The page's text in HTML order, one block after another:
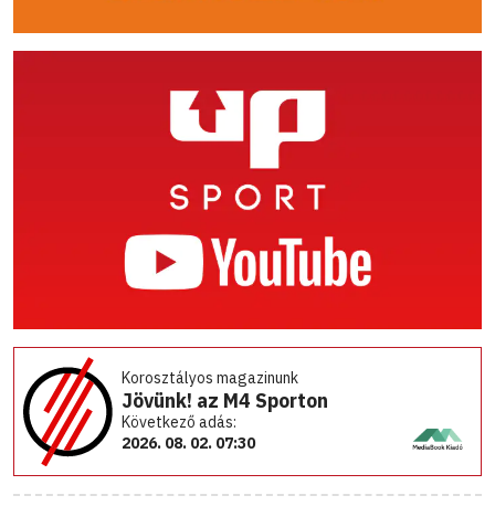
Korosztályos magazinunk
Jövünk! az M4 Sporton
Következő adás:
2026. 08. 02. 07:30